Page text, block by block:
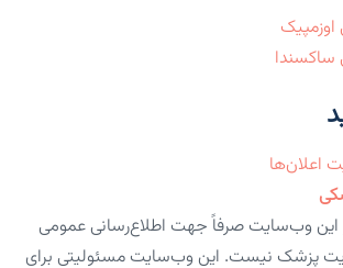
اوزمپیک
ساکسندا
اعلان‌ها
این وب‌سایت صرفاً جهت اطلاع‌رسانی عمومی
پزشک نیست. این وب‌سایت مسئولیتی برای